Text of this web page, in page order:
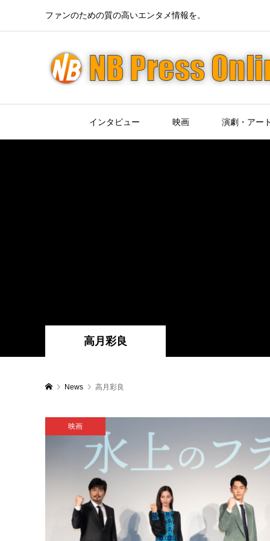
ファンのための質の高いエンタメ情報を。
インタビュー 映画 演劇・アー
高月彩良
News 高月彩良
映画